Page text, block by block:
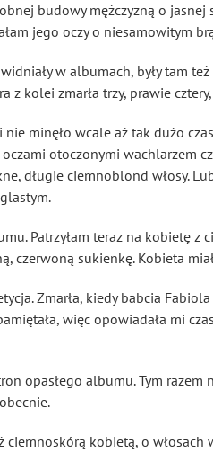
budowy mężczyzną o
jego oczy o niesamowitym
w albumach, były tam
z kolei zmarła trzy, prawie
minęło wcale aż tak dużo
otoczonymi wachlarzem
długie ciemnoblond włosy.
Patrzyłam teraz na kobietę
czerwoną sukienkę. Kobieta
Zmarła, kiedy babcia
więc opowiadała mi
opasłego albumu. Tym
ciemnoskórą kobietą, o